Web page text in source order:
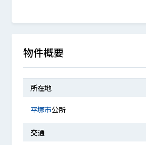
物件概要
所在地
平塚市公所
交通